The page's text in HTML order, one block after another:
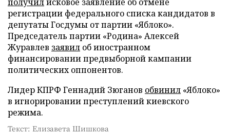
регистрации федерального списка кандидатов в
депутаты Госдумы от партии «Яблоко».
Председатель партии «Родина» Алексей
Журавлев заявил об иностранном
финансировании предвыборной кампании
политических оппонентов.
Лидер КПРФ Геннадий Зюганов обвинил «Яблоко»
в игнорировании преступлений киевского
режима.
Текст: Елизавета Шишкова